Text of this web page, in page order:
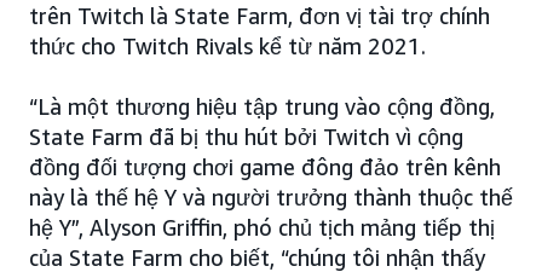
trên Twitch là State Farm, đơn vị tài trợ chính
thức cho Twitch Rivals kể từ năm 2021.
“Là một thương hiệu tập trung vào cộng đồng,
State Farm đã bị thu hút bởi Twitch vì cộng
đồng đối tượng chơi game đông đảo trên kênh
này là thế hệ Y và người trưởng thành thuộc thế
hệ Y”, Alyson Griffin, phó chủ tịch mảng tiếp thị
của State Farm cho biết, “chúng tôi nhận thấy